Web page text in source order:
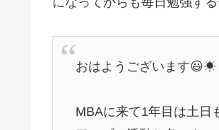
おはようございます😃☀
MBAに来て1年目は土日